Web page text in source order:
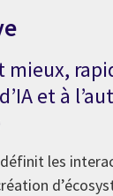
mieux,
et à
les